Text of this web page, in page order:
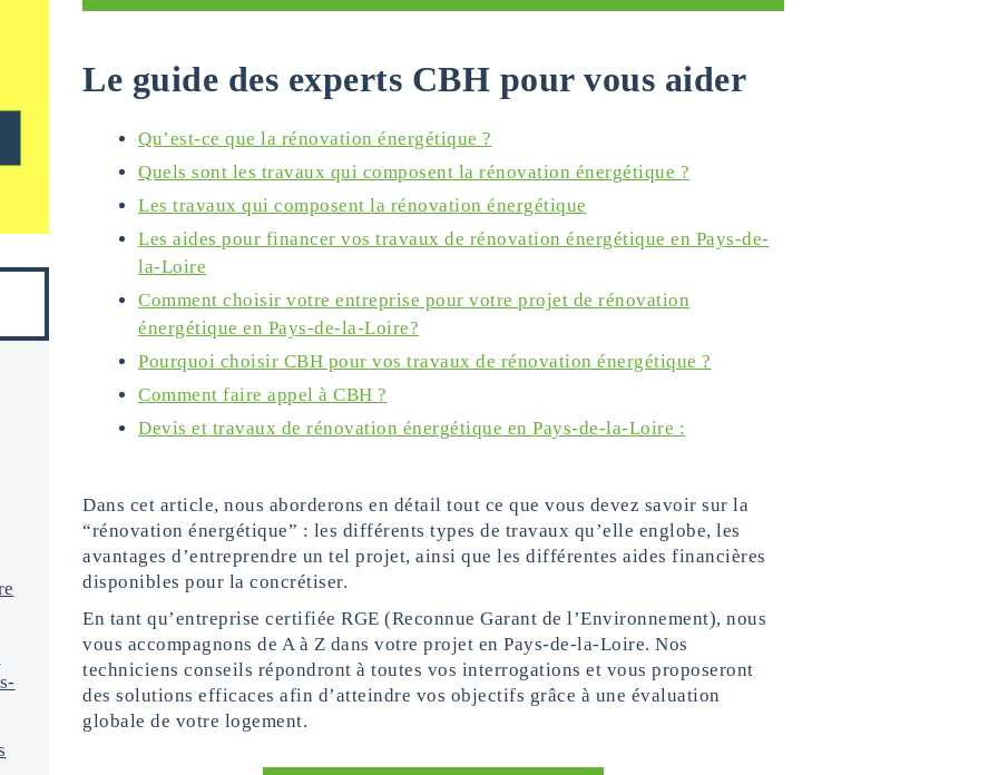
Le guide des experts CBH pour vous aider
Qu’est-ce que la rénovation énergétique ?
Quels sont les travaux qui composent la rénovation énergétique ?
Les travaux qui composent la rénovation énergétique
Les aides pour financer vos travaux de rénovation énergétique en Pays-de-
la-Loire
Comment choisir votre entreprise pour votre projet de rénovation
énergétique en Pays-de-la-Loire?
Pourquoi choisir CBH pour vos travaux de rénovation énergétique ?
Comment faire appel à CBH ?
Devis et travaux de rénovation énergétique en Pays-de-la-Loire :
Dans cet article, nous aborderons en détail tout ce que vous devez savoir sur la
“rénovation énergétique” : les différents types de travaux qu’elle englobe, les
avantages d’entreprendre un tel projet, ainsi que les différentes aides financières
disponibles pour la concrétiser.
En tant qu’entreprise certifiée RGE (Reconnue Garant de l’Environnement), nous
vous accompagnons de A à Z dans votre projet en Pays-de-la-Loire. Nos
techniciens conseils répondront à toutes vos interrogations et vous proposeront
des solutions efficaces afin d’atteindre vos objectifs grâce à une évaluation
globale de votre logement.